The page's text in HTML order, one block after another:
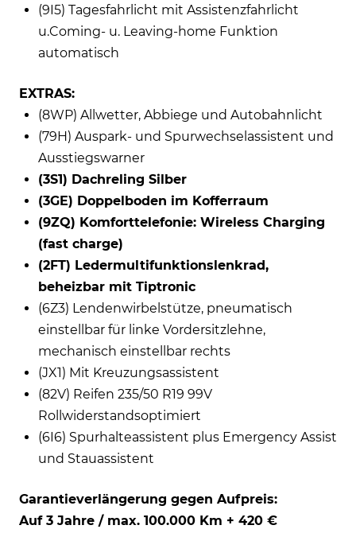
(9I5) Tagesfahrlicht mit Assistenzfahrlicht
u.Coming- u. Leaving-home Funktion
automatisch
EXTRAS:
(8WP) Allwetter, Abbiege und Autobahnlicht
(79H) Auspark- und Spurwechselassistent und
Ausstiegswarner
(3S1) Dachreling Silber
(3GE) Doppelboden im Kofferraum
(9ZQ) Komforttelefonie: Wireless Charging
(fast charge)
(2FT) Ledermultifunktionslenkrad,
beheizbar mit Tiptronic
(6Z3) Lendenwirbelstütze, pneumatisch
einstellbar für linke Vordersitzlehne,
mechanisch einstellbar rechts
(JX1) Mit Kreuzungsassistent
(82V) Reifen 235/50 R19 99V
Rollwiderstandsoptimiert
(6I6) Spurhalteassistent plus Emergency Assist
und Stauassistent
Garantieverlängerung gegen Aufpreis:
Auf 3 Jahre / max. 100.000 Km + 420 €